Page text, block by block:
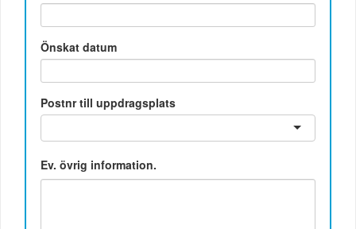
Önskat datum
Postnr till uppdragsplats
Ev. övrig information.